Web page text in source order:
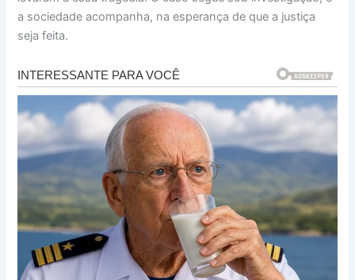
a sociedade acompanha, na esperança de que a justiça
seja feita.